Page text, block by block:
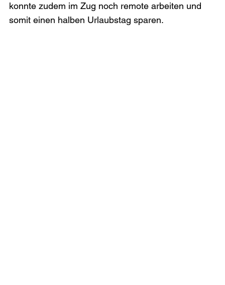
konnte zudem im Zug noch remote arbeiten und
somit einen halben Urlaubstag sparen.